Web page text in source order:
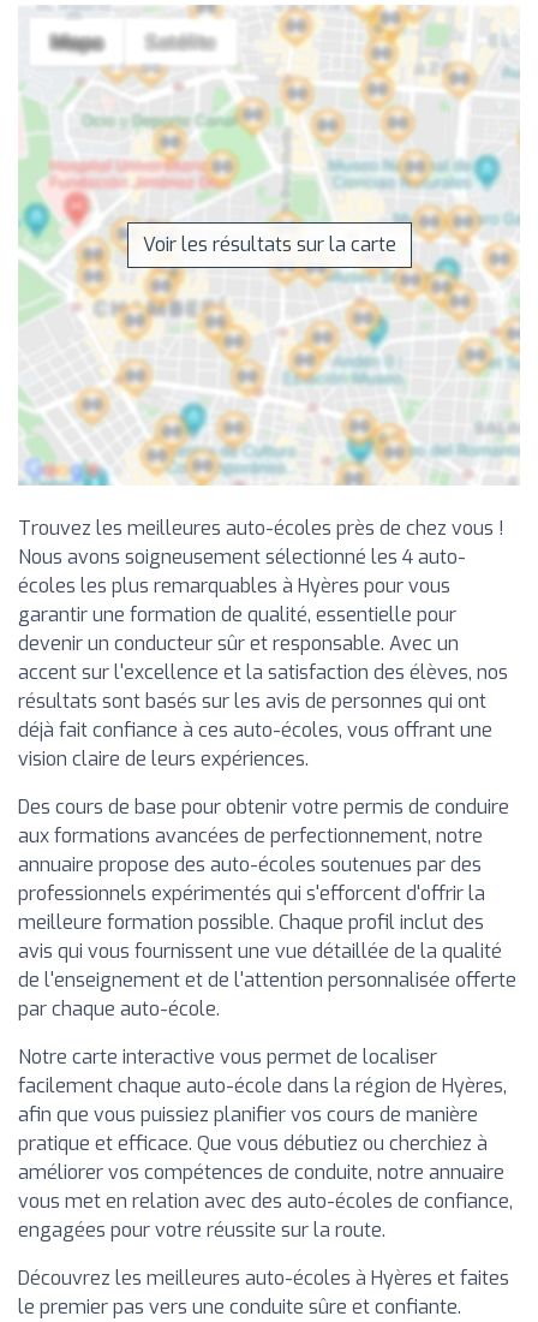
Voir les résultats sur la carte
Trouvez les meilleures auto-écoles près de chez vous !
Nous avons soigneusement sélectionné les 4 auto-
écoles les plus remarquables à Hyères pour vous
garantir une formation de qualité, essentielle pour
devenir un conducteur sûr et responsable. Avec un
accent sur l'excellence et la satisfaction des élèves, nos
résultats sont basés sur les avis de personnes qui ont
déjà fait confiance à ces auto-écoles, vous offrant une
vision claire de leurs expériences.
Des cours de base pour obtenir votre permis de conduire
aux formations avancées de perfectionnement, notre
annuaire propose des auto-écoles soutenues par des
professionnels expérimentés qui s'efforcent d'offrir la
meilleure formation possible. Chaque profil inclut des
avis qui vous fournissent une vue détaillée de la qualité
de l'enseignement et de l'attention personnalisée offerte
par chaque auto-école.
Notre carte interactive vous permet de localiser
facilement chaque auto-école dans la région de Hyères,
afin que vous puissiez planifier vos cours de manière
pratique et efficace. Que vous débutiez ou cherchiez à
améliorer vos compétences de conduite, notre annuaire
vous met en relation avec des auto-écoles de confiance,
engagées pour votre réussite sur la route.
Découvrez les meilleures auto-écoles à Hyères et faites
le premier pas vers une conduite sûre et confiante.